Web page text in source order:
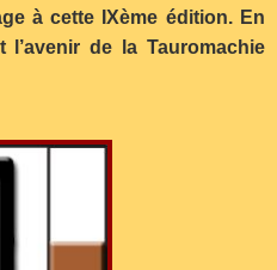
à cette IXème édition. En
l’avenir de la Tauromachie